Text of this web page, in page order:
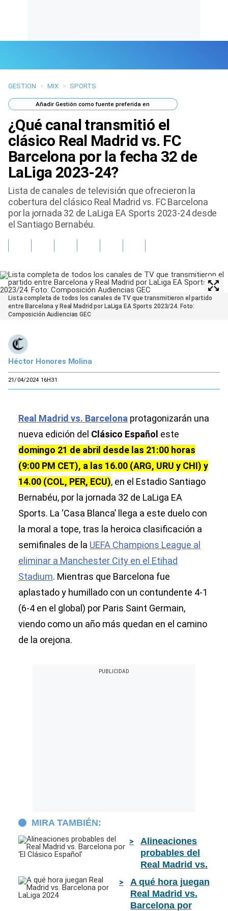
Últimas Noticias
Mi Bolsillo
Respuestas
Gente
Vida Laboral
Tendencias Mix
Sports
GESTION > MIX > SPORTS
AñadirGestión como fuente preferida en
¿Qué canal transmitió el
clásico Real Madrid vs. FC
Barcelona por la fecha 32 de
LaLiga 2023-24?
Lista de canales de televisión que ofrecieron la
cobertura del clásico Real Madrid vs. FC Barcelona
por la jornada 32 de LaLiga EA Sports 2023-24 desde
el Santiago Bernabéu.
Lista completa de todos los canales de TV que transmitieron el partido
entre Barcelona y Real Madrid por LaLiga EA Sports 2023/24. Foto:
Composición Audiencias GEC
Héctor Honores Molina
21/04/2024 16H31
Real Madrid vs. Barcelona protagonizarán una
nueva edición del Clásico Español este
domingo 21 de abril desde las 21:00 horas
(9:00 PM CET), a las 16.00 (ARG, URU y CHI) y
14.00 (COL, PER, ECU), en el Estadio Santiago
Bernabéu, por la jornada 32 de LaLiga EA
Sports. La ‘Casa Blanca’ llega a este duelo con
la moral a tope, tras la heroica clasificación a
semifinales de la UEFA Champions League al
eliminar a Manchester City en el Etihad
Stadium. Mientras que Barcelona fue
aplastado y humillado con un contundente 4-1
(6-4 en el global) por Paris Saint Germain,
viendo como un año más quedan en el camino
de la orejona.
MIRA TAMBIÉN:
Alineaciones
probables del
Real Madrid vs.
Barcelona por
‘El Clásico
Español’
A qué hora juegan
Real Madrid vs.
Barcelona por